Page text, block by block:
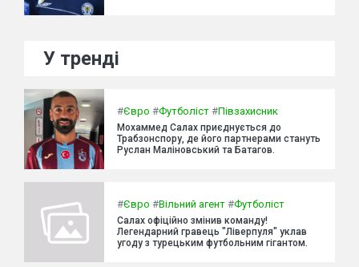
У тренді
#Євро #Футболіст #Півзахисник
Мохаммед Салах приєднується до
Трабзонспору, де його партнерами стануть
Руслан Маліновський та Батагов.
#Євро #Вільний агент #Футболіст
Салах офіційно змінив команду!
Легендарний гравець "Ліверпуля" уклав
угоду з турецьким футбольним гігантом.